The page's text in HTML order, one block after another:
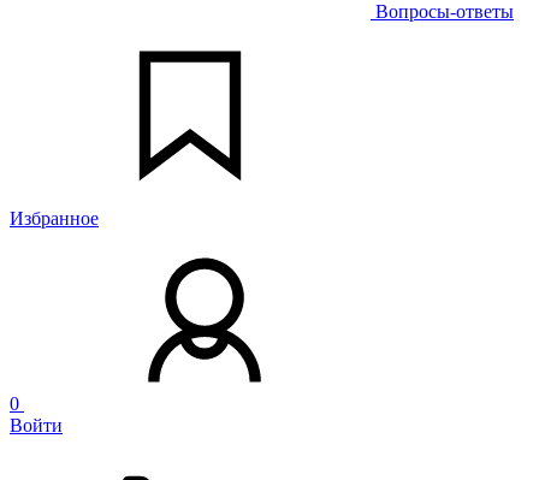
Вопросы-ответы
Избранное
0
Войти